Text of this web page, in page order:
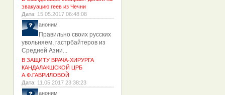
эвакуацию геев из Чечни
Дата: 15.05.2017 06:48:08
аноним
Правильно своих русских
увольняем, гастрбайтеров из
Средней Азии...
В ЗАЩИТУ ВРАЧА-ХИРУРГА
КАНДАЛАКШСКОЙ ЦРБ
А.Ф.ГАВРИЛОВОЙ
Дата: 11.05.2017 23:38:23
аноним